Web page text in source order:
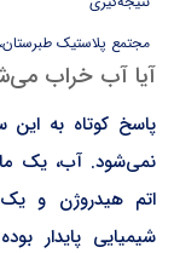
مجتمع پلاستیک
آیا آب خراب
پاسخ کوتاه به
نمی‌شود. آب، یک
اتم هیدروژن و
شیمیایی پایدار